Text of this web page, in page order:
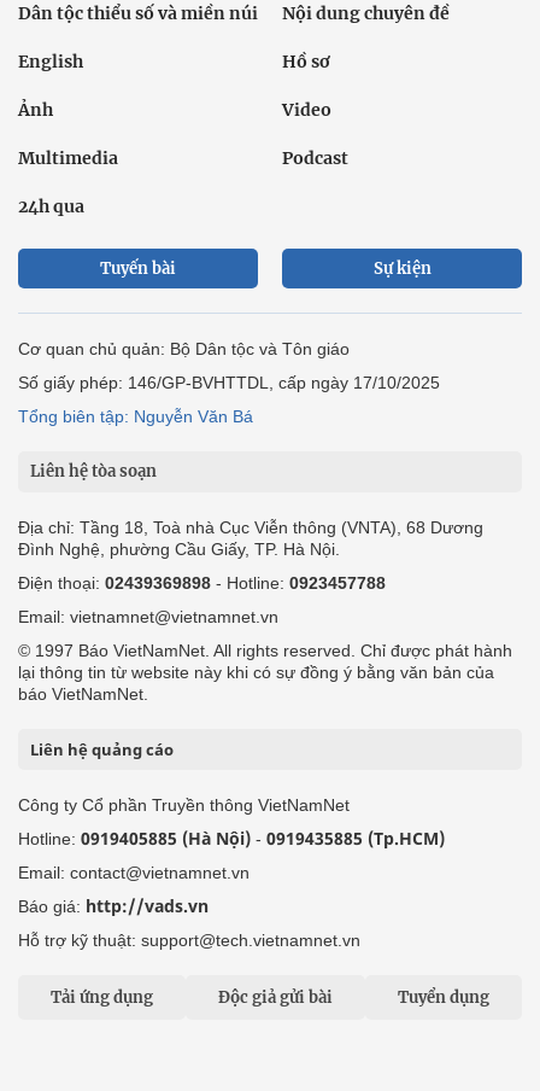
Dân tộc thiểu số và miền núi Nội dung chuyên đề
English Hồ sơ
Ảnh Video
Multimedia Podcast
24h qua
Tuyến bài Sự kiện
Cơ quan chủ quản: Bộ Dân tộc và Tôn giáo
Số giấy phép: 146/GP-BVHTTDL, cấp ngày 17/10/2025
Tổng biên tập: Nguyễn Văn Bá
Liên hệ tòa soạn
Địa chỉ: Tầng 18, Toà nhà Cục Viễn thông (VNTA), 68 Dương
Đình Nghệ, phường Cầu Giấy, TP. Hà Nội.
Điện thoại: 02439369898 - Hotline: 0923457788
Email: vietnamnet@vietnamnet.vn
© 1997 Báo VietNamNet. All rights reserved. Chỉ được phát hành
lại thông tin từ website này khi có sự đồng ý bằng văn bản của
báo VietNamNet.
Liên hệ quảng cáo
Công ty Cổ phần Truyền thông VietNamNet
Hotline: 0919405885 (Hà Nội) - 0919435885 (Tp.HCM)
Email: contact@vietnamnet.vn
Báo giá: http://vads.vn
Hỗ trợ kỹ thuật: support@tech.vietnamnet.vn
Tải ứng dụng Độc giả gửi bài Tuyển dụng